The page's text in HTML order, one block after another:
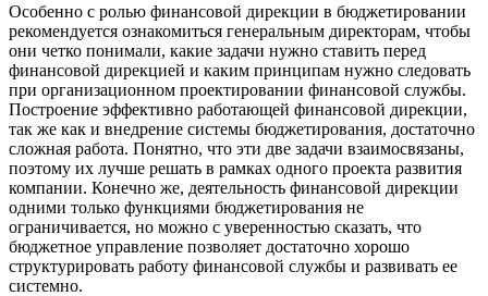
Особенно с ролью финансовой дирекции в бюджетировании
рекомендуется ознакомиться генеральным директорам, чтобы
они четко понимали, какие задачи нужно ставить перед
финансовой дирекцией и каким принципам нужно следовать
при организационном проектировании финансовой службы.
Построение эффективно работающей финансовой дирекции,
так же как и внедрение системы бюджетирования, достаточно
сложная работа. Понятно, что эти две задачи взаимосвязаны,
поэтому их лучше решать в рамках одного проекта развития
компании. Конечно же, деятельность финансовой дирекции
одними только функциями бюджетирования не
ограничивается, но можно с уверенностью сказать, что
бюджетное управление позволяет достаточно хорошо
структурировать работу финансовой службы и развивать ее
системно.